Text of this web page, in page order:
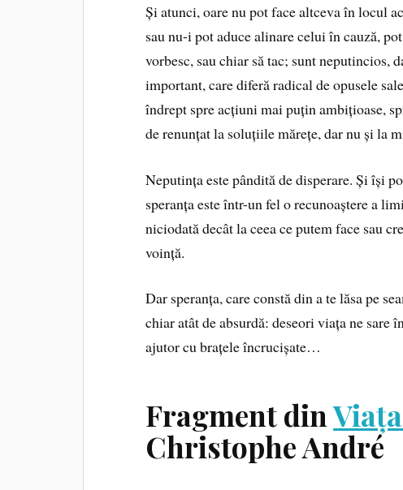
Și atunci, oare nu pot face altceva în locul
sau nu-i pot aduce alinare celui în cauză,
vorbesc, sau chiar să tac; sunt neputincios,
important, care diferă radical de opusele
îndrept spre acțiuni mai puțin ambițioase,
de renunțat la soluțiile mărețe, dar nu și la
Neputința este pândită de disperare. Și își
speranța este într-un fel o recunoaștere a
niciodată decât la ceea ce putem face sau
voință.
Dar speranța, care constă din a te lăsa pe
chiar atât de absurdă: deseori viața ne sare
ajutor cu brațele încrucișate…
Fragment din
Christophe André